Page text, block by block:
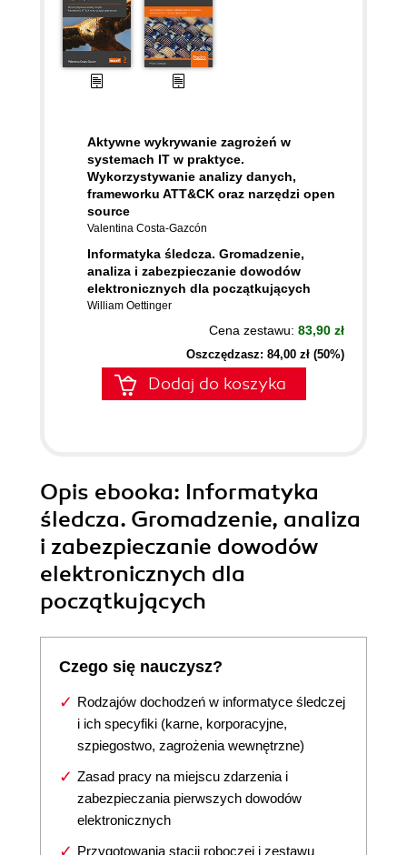
Aktywne wykrywanie zagrożeń w
systemach IT w praktyce.
Wykorzystywanie analizy danych,
frameworku ATT&CK oraz narzędzi open
source
Valentina Costa-Gazcón
Informatyka śledcza. Gromadzenie,
analiza i zabezpieczanie dowodów
elektronicznych dla początkujących
William Oettinger
Cena zestawu: 83,90 zł
Oszczędzasz: 84,00 zł (50%)
Dodaj do koszyka
Opis ebooka: Informatyka
śledcza. Gromadzenie, analiza
i zabezpieczanie dowodów
elektronicznych dla
początkujących
Czego się nauczysz?
Rodzajów dochodzeń w informatyce śledczej
i ich specyfiki (karne, korporacyjne,
szpiegostwo, zagrożenia wewnętrzne)
Zasad pracy na miejscu zdarzenia i
zabezpieczania pierwszych dowodów
elektronicznych
Przygotowania stacji roboczej i zestawu